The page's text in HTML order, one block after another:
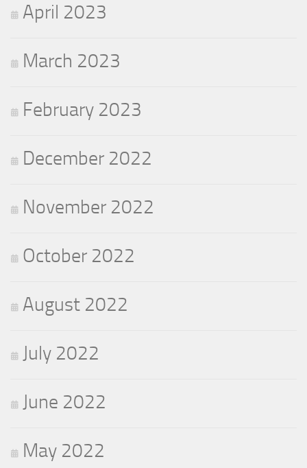
April 2023
March 2023
February 2023
December 2022
November 2022
October 2022
August 2022
July 2022
June 2022
May 2022